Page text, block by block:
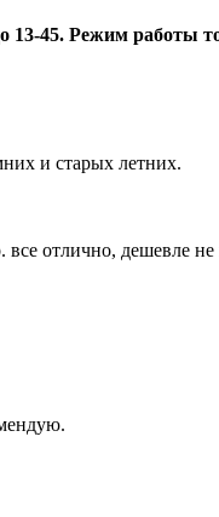
13-45. Режим работы
и старых летних.
отлично, дешевле